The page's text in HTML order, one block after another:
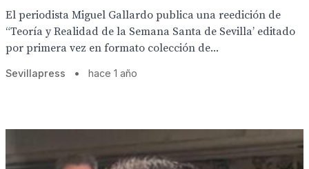
El periodista Miguel Gallardo publica una reedición de
“Teoría y Realidad de la Semana Santa de Sevilla’ editado
por primera vez en formato colección de...
Sevillapress • hace 1 año